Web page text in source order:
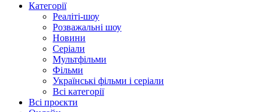
Категорії
Реаліті-шоу
Розважальні шоу
Новини
Серіали
Мультфільми
Фільми
Українські фільми і серіали
Всі категорії
Всі проєкти